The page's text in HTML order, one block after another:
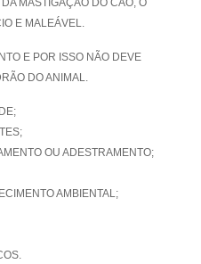
MASTIGAÇÃO DO CÃO, O
E MALEÁVEL.
E POR ISSO NÃO DEVE
DO ANIMAL.
OU ADESTRAMENTO;
AMBIENTAL;